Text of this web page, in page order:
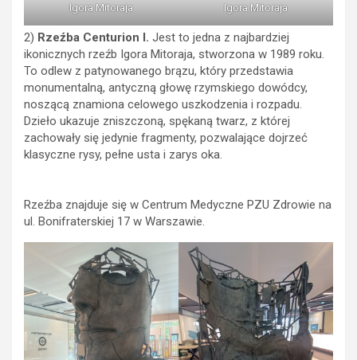
Igora Mitoraja
Igora Mitoraja
2) Rzeźba Centurion I. Jest to jedna z najbardziej
ikonicznych rzeźb Igora Mitoraja, stworzona w 1989 roku.
To odlew z patynowanego brązu, który przedstawia
monumentalną, antyczną głowę rzymskiego dowódcy,
noszącą znamiona celowego uszkodzenia i rozpadu.
Dzieło ukazuje zniszczoną, spękaną twarz, z której
zachowały się jedynie fragmenty, pozwalające dojrzeć
klasyczne rysy, pełne usta i zarys oka.
Rzeźba znajduje się w Centrum Medyczne PZU Zdrowie na
ul. Bonifraterskiej 17 w Warszawie.